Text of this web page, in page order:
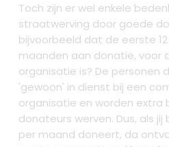
Toch zijn er wel enkele
straatwerving door goede
bijvoorbeeld dat de eerste
maanden aan donatie, voor
organisatie is? De personen
'gewoon' in dienst bij een
organisatie en worden extra
donateurs werven. Dus, als jij
per maand doneert, da